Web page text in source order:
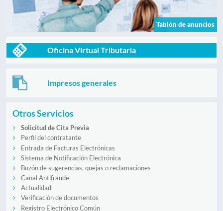
Tablón de anuncios
Oficina Virtual Tributaria
Impresos generales
Otros Servicios
Solicitud de Cita Previa
Perfil del contratante
Entrada de Facturas Electrónicas
Sistema de Notificación Electrónica
Buzón de sugerencias, quejas o reclamaciones
Canal Antifraude
Actualidad
Verificación de documentos
Registro Electrónico Común